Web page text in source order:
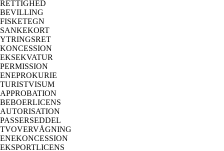
RETTIGHED
BEVILLING
FISKETEGN
SANKEKORT
YTRINGSRET
KONCESSION
EKSEKVATUR
PERMISSION
ENEPROKURIE
TURISTVISUM
APPROBATION
BEBOERLICENS
AUTORISATION
PASSERSEDDEL
TVOVERVÅGNING
ENEKONCESSION
EKSPORTLICENS